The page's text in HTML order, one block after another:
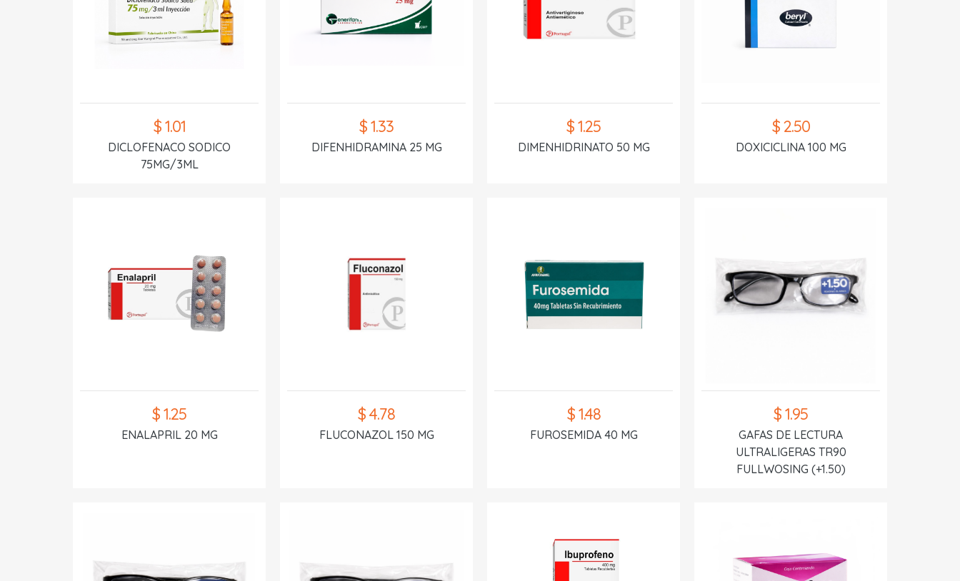
$ 1.01
DICLOFENACO SODICO
75MG/3ML
$ 1.33
DIFENHIDRAMINA 25 MG
$ 1.25
DIMENHIDRINATO 50 MG
$ 2.50
DOXICICLINA 100 MG
$ 1.25
ENALAPRIL 20 MG
$ 4.78
FLUCONAZOL 150 MG
$ 1.48
FUROSEMIDA 40 MG
$ 1.95
GAFAS DE LECTURA
ULTRALIGERAS TR90
FULLWOSING (+1.50)